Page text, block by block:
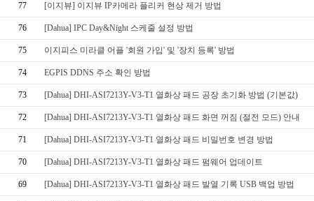
77 [이지뷰] 이지뷰 IP카메라 플리커 현상 제거 방법
76 [Dahua] IPC Day&Night 스케줄 설정 방법
75 이지피스 미라클 어플 '회원 가입' 및 '장치 등록' 방법
74 EGPIS DDNS 주소 확인 방법
73 [Dahua] DHI-ASI7213Y-V3-T1 열화상 패드 공장 초기화 방법 (기본값)
72 [Dahua] DHI-ASI7213Y-V3-T1 열화상 패드 화면 꺼짐 (절전 모드) 안내
71 [Dahua] DHI-ASI7213Y-V3-T1 열화상 패드 비밀번호 변경 방법
70 [Dahua] DHI-ASI7213Y-V3-T1 열화상 패드 펌웨어 업데이트
69 [Dahua] DHI-ASI7213Y-V3-T1 열화상 패드 발열 기록 USB 백업 방법